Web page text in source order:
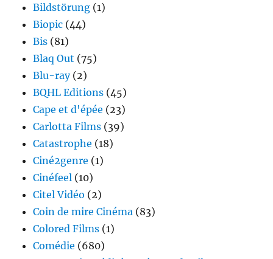
Bildstörung (1)
Biopic (44)
Bis (81)
Blaq Out (75)
Blu-ray(2)
BQHL Editions (45)
Cape et d'épée (23)
Carlotta Films (39)
Catastrophe (18)
Ciné2genre (1)
Cinéfeel (10)
Citel Vidéo (2)
Coin de mire Cinéma (83)
Colored Films (1)
Comédie (680)